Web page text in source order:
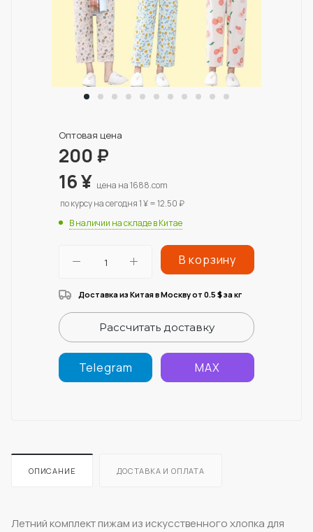
Оптовая цена
200₽
16¥ цена на 1688.com
по курсу на сегодня 1 ¥ = 12.50 ₽
В наличии на складе в Китае
В корзину
Доставка из Китая в Москву от 0.5 $за кг
Рассчитать доставку
Telegram MAX
ОПИСАНИЕ ДОСТАВКА И ОПЛАТА
Летний комплект пижам из искусственного хлопка для